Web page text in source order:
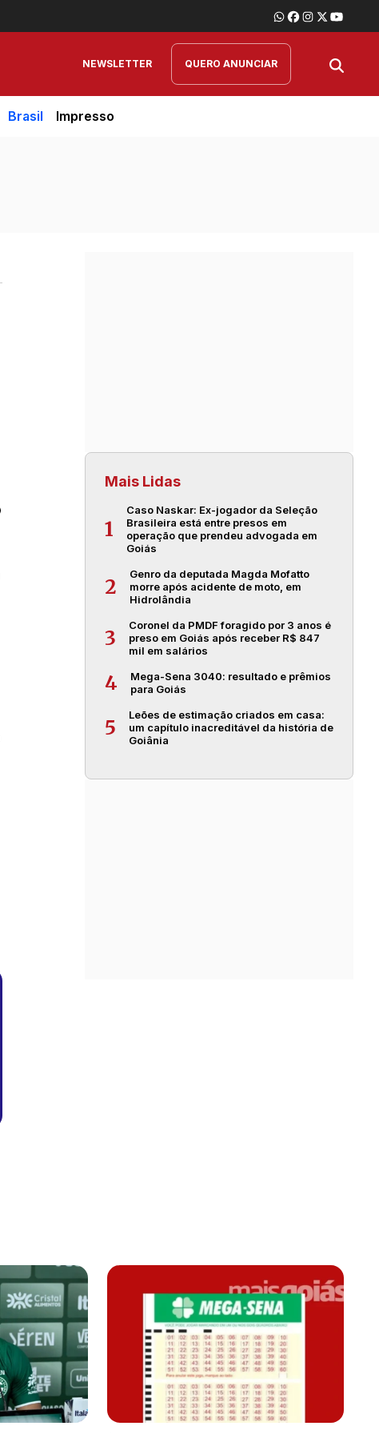
NEWSLETTER QUERO ANUNCIAR
Brasil Impresso
Mais Lidas
1
Caso Naskar: Ex-jogador da Seleção
Brasileira está entre presos em
operação que prendeu advogada em
Goiás
2
Genro da deputada Magda Mofatto
morre após acidente de moto, em
Hidrolândia
3
Coronel da PMDF foragido por 3 anos é
preso em Goiás após receber R$ 847
mil em salários
4
Mega-Sena 3040: resultado e prêmios
para Goiás
5
Leões de estimação criados em casa:
um capítulo inacreditável da história de
Goiânia